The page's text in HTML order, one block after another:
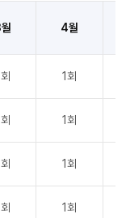
4월
1회
1회
1회
1회